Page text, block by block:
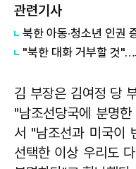
관련기사
김 부장은 김여정 당
"남조선당국에 분명
서 "남조선과 미국이
선택한 이상 우리도